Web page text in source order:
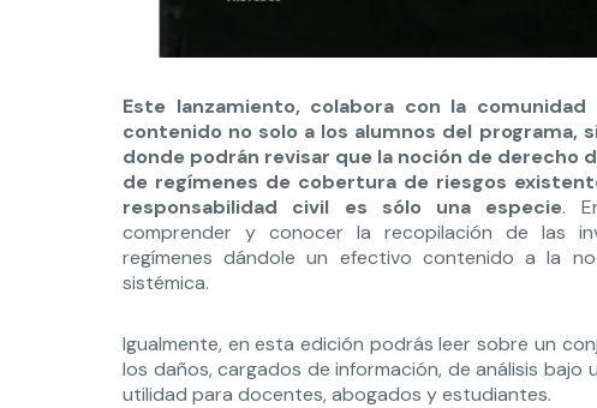
Este lanzamiento, colabora con la
contenido no solo a los alumnos del programa,
donde podrán revisar que la noción de derecho
de regímenes de cobertura de riesgos
responsabilidad civil es sólo una especie.
comprender y conocer la recopilación de las
regímenes dándole un efectivo contenido a la
sistémica.
Igualmente, en esta edición podrás leer sobre un
los daños, cargados de información, de análisis
utilidad para docentes, abogados y estudiantes.